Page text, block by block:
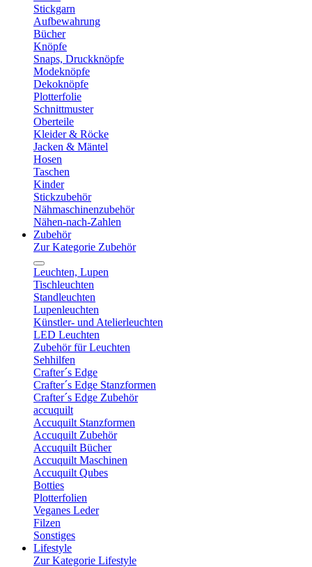
Stickgarn
Aufbewahrung
Bücher
Knöpfe
Snaps, Druckknöpfe
Modeknöpfe
Dekoknöpfe
Plotterfolie
Schnittmuster
Oberteile
Kleider & Röcke
Jacken & Mäntel
Hosen
Taschen
Kinder
Stickzubehör
Nähmaschinenzubehör
Nähen-nach-Zahlen
Zubehör
Zur Kategorie Zubehör
Leuchten, Lupen
Tischleuchten
Standleuchten
Lupenleuchten
Künstler- und Atelierleuchten
LED Leuchten
Zubehör für Leuchten
Sehhilfen
Crafter´s Edge
Crafter´s Edge Stanzformen
Crafter´s Edge Zubehör
accuquilt
Accuquilt Stanzformen
Accuquilt Zubehör
Accuquilt Bücher
Accuquilt Maschinen
Accuquilt Qubes
Botties
Plotterfolien
Veganes Leder
Filzen
Sonstiges
Lifestyle
Zur Kategorie Lifestyle